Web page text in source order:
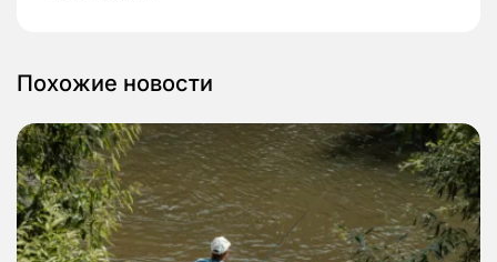
Похожие новости